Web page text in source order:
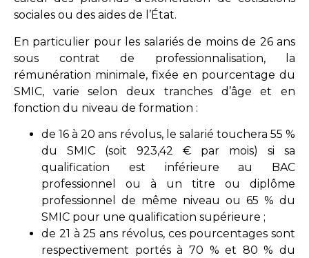
sociales ou des aides de l’État.
En particulier pour les salariés de moins de 26 ans
sous contrat de professionnalisation, la
rémunération minimale, fixée en pourcentage du
SMIC, varie selon deux tranches d’âge et en
fonction du niveau de formation :
de 16 à 20 ans révolus, le salarié touchera 55 %
du SMIC (soit 923,42 € par mois) si sa
qualification est inférieure au BAC
professionnel ou à un titre ou diplôme
professionnel de même niveau ou 65 % du
SMIC pour une qualification supérieure ;
de 21 à 25 ans révolus, ces pourcentages sont
respectivement portés à 70 % et 80 % du